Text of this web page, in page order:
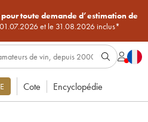
toute demande d’estimation de
et le 31.08.2026 inclus*
Cote Encyclopédie